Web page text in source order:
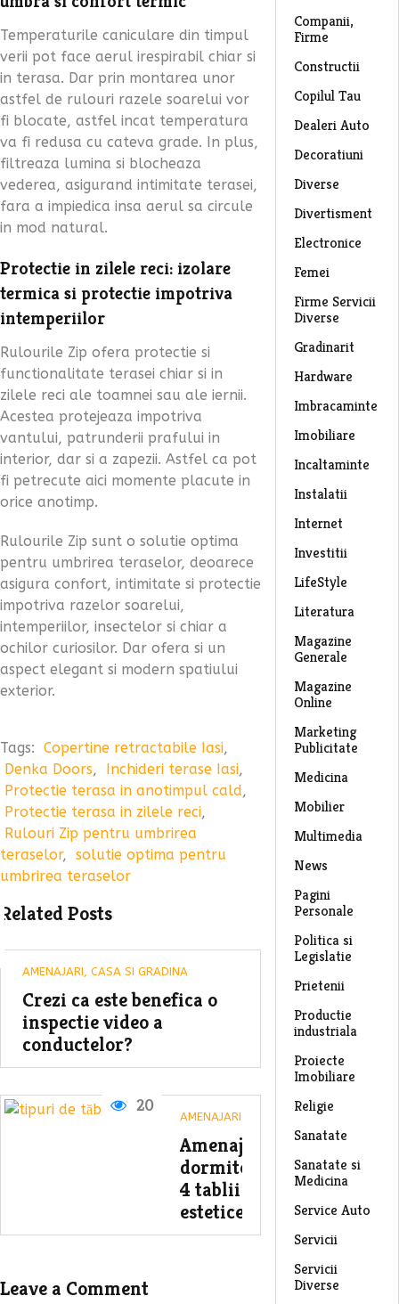
Temperaturile caniculare din timpul
verii pot face aerul irespirabil chiar si
in terasa. Dar prin montarea unor
astfel de rulouri razele soarelui vor
fi blocate, astfel incat temperatura
va fi redusa cu cateva grade. In plus,
filtreaza lumina si blocheaza
vederea, asigurand intimitate terasei,
fara a impiedica insa aerul sa circule
in mod natural.
Protectie in zilele reci: izolare
termica si protectie impotriva
intemperiilor
Rulourile Zip ofera protectie si
functionalitate terasei chiar si in
zilele reci ale toamnei sau ale iernii.
Acestea protejeaza impotriva
vantului, patrunderii prafului in
interior, dar si a zapezii. Astfel ca pot
fi petrecute aici momente placute in
orice anotimp.
Rulourile Zip sunt o solutie optima
pentru umbrirea teraselor, deoarece
asigura confort, intimitate si protectie
impotriva razelor soarelui,
intemperiilor, insectelor si chiar a
ochilor curiosilor. Dar ofera si un
aspect elegant si modern spatiului
exterior.
Tags: Copertine retractabile Iasi,
Denka Doors, Inchideri terase Iasi,
Protectie terasa in anotimpul cald,
Protectie terasa in zilele reci,
Rulouri Zip pentru umbrirea
teraselor, solutie optima pentru
umbrirea teraselor
Related Posts
AMENAJARI, CASA SI GRADINA
Crezi ca este benefica o
inspectie video a
conductelor?
20
AMENAJARI
Amenajarea
dormitorului:
4 tablii de pat
estetice
Leave a Comment
Companii,
Firme
Constructii
Copilul Tau
Dealeri Auto
Decoratiuni
Diverse
Divertisment
Electronice
Femei
Firme Servicii
Diverse
Gradinarit
Hardware
Imbracaminte
Imobiliare
Incaltaminte
Instalatii
Internet
Investitii
LifeStyle
Literatura
Magazine
Generale
Magazine
Online
Marketing
Publicitate
Medicina
Mobilier
Multimedia
News
Pagini
Personale
Politica si
Legislatie
Prietenii
Productie
industriala
Proiecte
Imobiliare
Religie
Sanatate
Sanatate si
Medicina
Service Auto
Servicii
Servicii
Diverse